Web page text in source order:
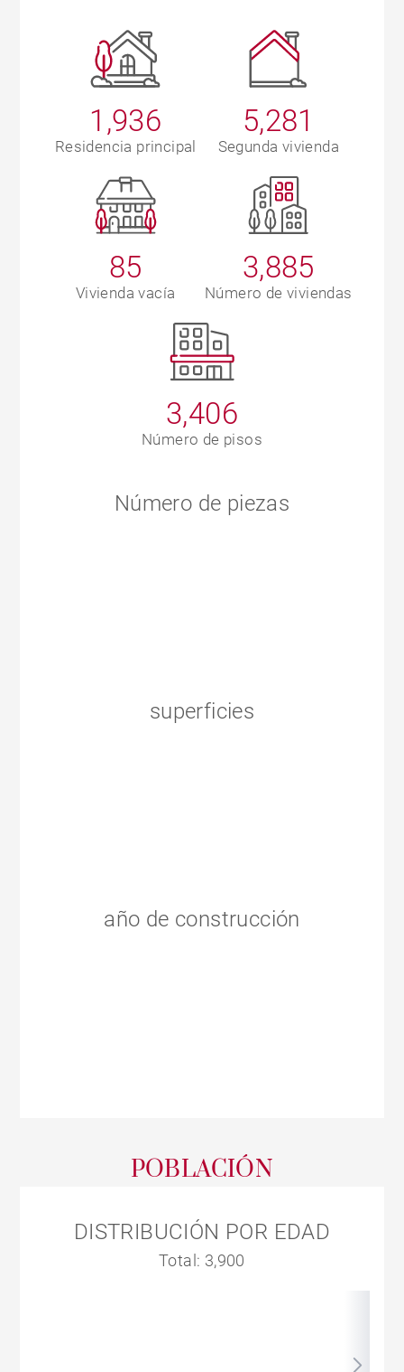
1,936
Residencia principal
5,281
Segunda vivienda
85
Vivienda vacía
3,885
Número de viviendas
3,406
Número de pisos
Número de piezas
superficies
año de construcción
POBLACIÓN
DISTRIBUCIÓN POR EDAD
Total: 3,900